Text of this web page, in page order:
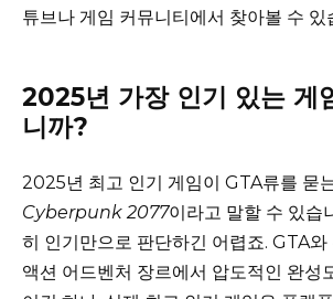
튜브나 게임 커뮤니티에서 찾아볼 수 있
2025년 가장 인기 있는 게
니까?
2025년 최고 인기 게임이 GTA류를 묻
Cyberpunk 2077이라고 말할 수 있습
히 인기만으로 판단하긴 어렵죠. GTA와
액션 어드벤처 장르에서 압도적인 완성